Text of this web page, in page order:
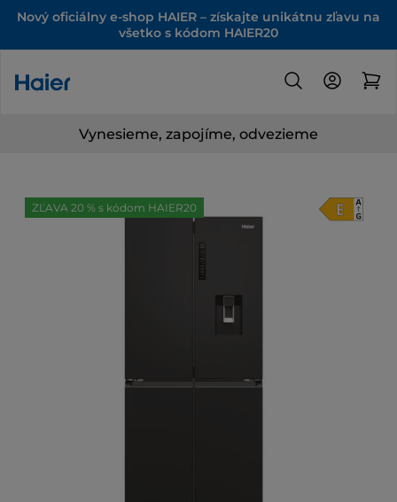
Nový oficiálny e-shop HAIER – získajte unikátnu zľavu na
všetko s kódom HAIER20
Vynesieme, zapojíme, odvezieme
ZĽAVA 20 % s kódom HAIER20